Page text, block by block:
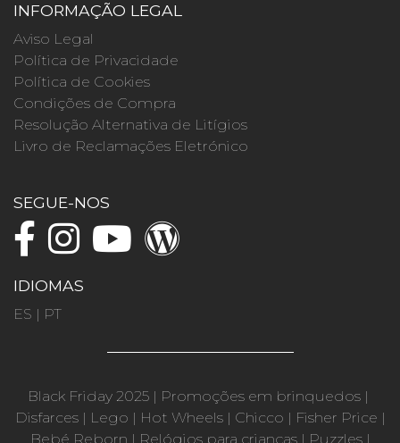
INFORMAÇÃO LEGAL
Aviso Legal
Política de Privacidade
Política de Cookies
Condições de Compra
Resolução Alternativa de Litígios
Livro de Reclamações Eletrónico
SEGUE-NOS
IDIOMAS
ES | PT
Black Friday 2025 | Promoções em brinquedos |
Disfarces| Lego | Hot Wheels| Chicco | Fisher Price |
Bebé Reborn | Relógios para crianças| Puzzles|